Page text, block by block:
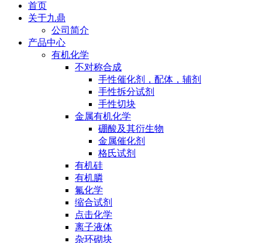
首页
关于九鼎
公司简介
产品中心
有机化学
不对称合成
手性催化剂，配体，辅剂
手性拆分试剂
手性切块
金属有机化学
硼酸及其衍生物
金属催化剂
格氏试剂
有机硅
有机膦
氟化学
缩合试剂
点击化学
离子液体
杂环砌块